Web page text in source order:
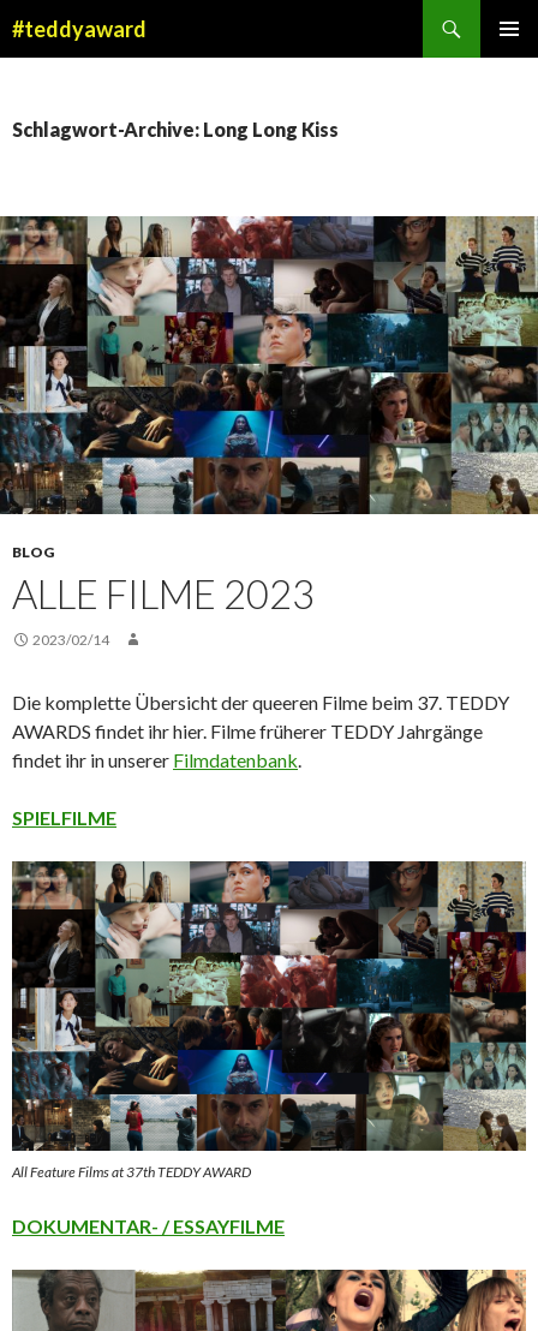
#teddyaward
Schlagwort-Archive: Long Long Kiss
BLOG
ALLE FILME 2023
2023/02/14
Die komplette Übersicht der queeren Filme beim 37. TEDDY
AWARDS findet ihr hier. Filme früherer TEDDY Jahrgänge
findet ihr in unserer Filmdatenbank.
SPIELFILME
All Feature Films at 37th TEDDY AWARD
DOKUMENTAR- / ESSAYFILME